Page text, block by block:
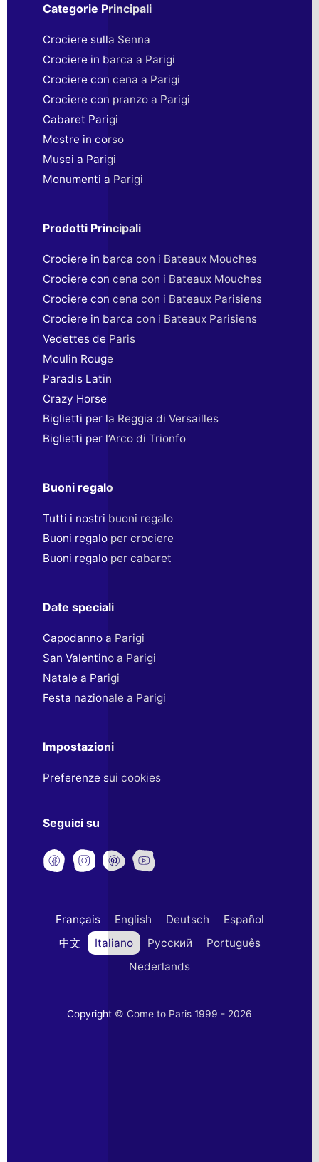
Categorie Principali
Crociere sulla Senna
Crociere in barca a Parigi
Crociere con cena a Parigi
Crociere con pranzo a Parigi
Cabaret Parigi
Mostre in corso
Musei a Parigi
Monumenti a Parigi
Prodotti Principali
Crociere in barca con i Bateaux Mouches
Crociere con cena con i Bateaux Mouches
Crociere con cena con i Bateaux Parisiens
Crociere in barca con i Bateaux Parisiens
Vedettes de Paris
Moulin Rouge
Paradis Latin
Crazy Horse
Biglietti per la Reggia di Versailles
Biglietti per l’Arco di Trionfo
Buoni regalo
Tutti i nostri buoni regalo
Buoni regalo per crociere
Buoni regalo per cabaret
Date speciali
Capodanno a Parigi
San Valentino a Parigi
Natale a Parigi
Festa nazionale a Parigi
Impostazioni
Preferenze sui cookies
Seguici su
Français English Deutsch
Español
中文
Italiano Русский
Português
Nederlands
Copyright © Come to Paris 1999 - 2026